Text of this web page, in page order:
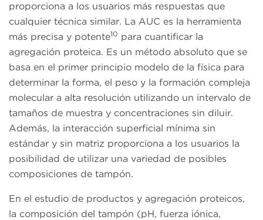
proporciona a los usuarios más respuestas que
cualquier técnica similar. La AUC es la herramienta
más precisa y potente10 para cuantificar la
agregación proteica. Es un método absoluto que se
basa en el primer principio modelo de la física para
determinar la forma, el peso y la formación compleja
molecular a alta resolución utilizando un intervalo de
tamaños de muestra y concentraciones sin diluir.
Además, la interacción superficial mínima sin
estándar y sin matriz proporciona a los usuarios la
posibilidad de utilizar una variedad de posibles
composiciones de tampón.
En el estudio de productos y agregación proteicos,
la composición del tampón (pH, fuerza iónica,